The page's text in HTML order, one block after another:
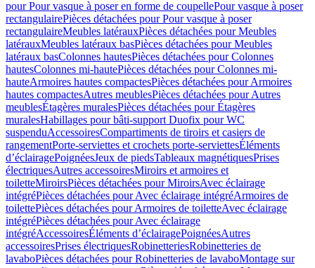
pour Pour vasque à poser en forme de coupellePour vasque à poser
rectangulairePièces détachées pour Pour vasque à poser
rectangulaireMeubles latérauxPièces détachées pour Meubles
latérauxMeubles latéraux basPièces détachées pour Meubles
latéraux basColonnes hautesPièces détachées pour Colonnes
hautesColonnes mi-hautePièces détachées pour Colonnes mi-
hauteArmoires hautes compactesPièces détachées pour Armoires
hautes compactesAutres meublesPièces détachées pour Autres
meublesÉtagères muralesPièces détachées pour Étagères
muralesHabillages pour bâti-support Duofix pour WC
suspenduAccessoiresCompartiments de tiroirs et casiers de
rangementPorte-serviettes et crochets porte-serviettesÉléments
d’éclairagePoignéesJeux de piedsTableaux magnétiquesPrises
électriquesAutres accessoiresMiroirs et armoires et
toiletteMiroirsPièces détachées pour MiroirsAvec éclairage
intégréPièces détachées pour Avec éclairage intégréArmoires de
toilettePièces détachées pour Armoires de toiletteAvec éclairage
intégréPièces détachées pour Avec éclairage
intégréAccessoiresÉléments d’éclairagePoignéesAutres
accessoiresPrises électriquesRobinetteriesRobinetteries de
lavaboPièces détachées pour Robinetteries de lavaboMontage sur